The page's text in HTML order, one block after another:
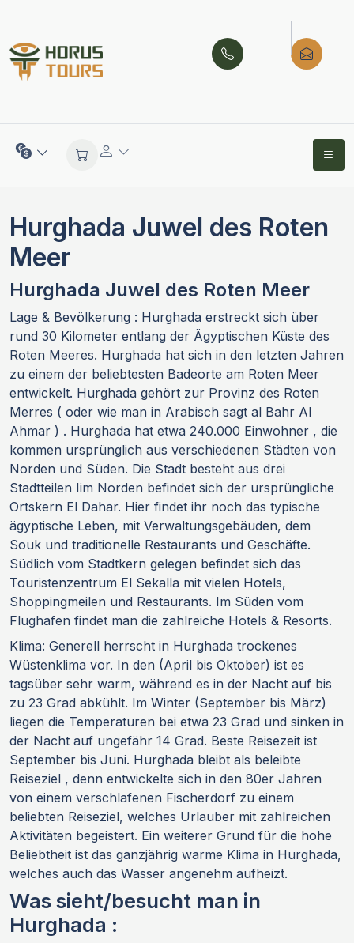
Hurghada Juwel des Roten
Meer
Hurghada Juwel des Roten Meer
Lage & Bevölkerung : Hurghada erstreckt sich über
rund 30 Kilometer entlang der Ägyptischen Küste des
Roten Meeres. Hurghada hat sich in den letzten Jahren
zu einem der beliebtesten Badeorte am Roten Meer
entwickelt. Hurghada gehört zur Provinz des Roten
Merres ( oder wie man in Arabisch sagt al Bahr Al
Ahmar ) . Hurghada hat etwa 240.000 Einwohner , die
kommen ursprünglich aus verschiedenen Städten von
Norden und Süden. Die Stadt besteht aus drei
Stadtteilen Iim Norden befindet sich der ursprüngliche
Ortskern El Dahar. Hier findet ihr noch das typische
ägyptische Leben, mit Verwaltungsgebäuden, dem
Souk und traditionelle Restaurants und Geschäfte.
Südlich vom Stadtkern gelegen befindet sich das
Touristenzentrum El Sekalla mit vielen Hotels,
Shoppingmeilen und Restaurants. Im Süden vom
Flughafen findet man die zahlreiche Hotels & Resorts.
Klima: Generell herrscht in Hurghada trockenes
Wüstenklima vor. In den (April bis Oktober) ist es
tagsüber sehr warm, während es in der Nacht auf bis
zu 23 Grad abkühlt. Im Winter (September bis März)
liegen die Temperaturen bei etwa 23 Grad und sinken in
der Nacht auf ungefähr 14 Grad. Beste Reisezeit ist
September bis Juni. Hurghada bleibt als beleibte
Reiseziel , denn entwickelte sich in den 80er Jahren
von einem verschlafenen Fischerdorf zu einem
beliebten Reiseziel, welches Urlauber mit zahlreichen
Aktivitäten begeistert. Ein weiterer Grund für die hohe
Beliebtheit ist das ganzjährig warme Klima in Hurghada,
welches auch das Wasser angenehm aufheizt.
Was sieht/besucht man in
Hurghada :